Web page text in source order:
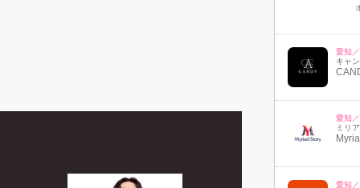
愛知
キャ
愛知
ミリ
愛知